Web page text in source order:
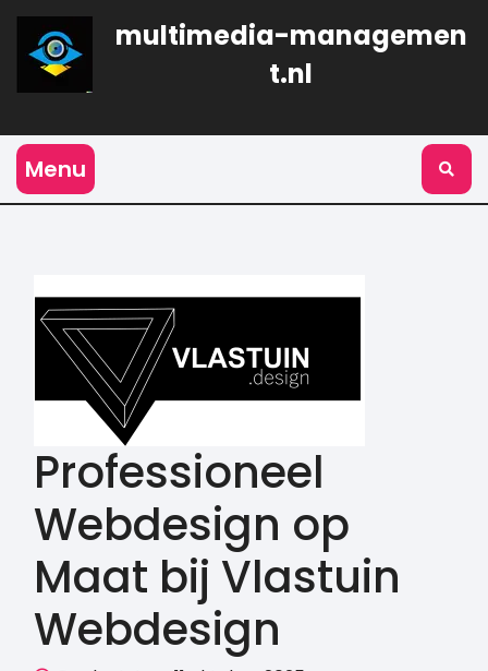
Naar
inhoud
gaan
multimedia-managemen
t.nl
Menu
Professioneel
Webdesign op
Maat bij Vlastuin
Webdesign